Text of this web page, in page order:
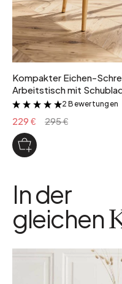
Kompakter Eichen-
Arbeitstisch mit
&
2 Bewertungen
229 € 295 €
In der
gleichen